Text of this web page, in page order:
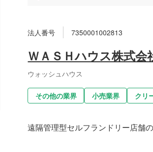
法人番号 7350001002813
ＷＡＳＨハウス株式会
ウォッシュハウス
その他の業界 小売業界 クリ
遠隔管理型セルフランドリー店舗